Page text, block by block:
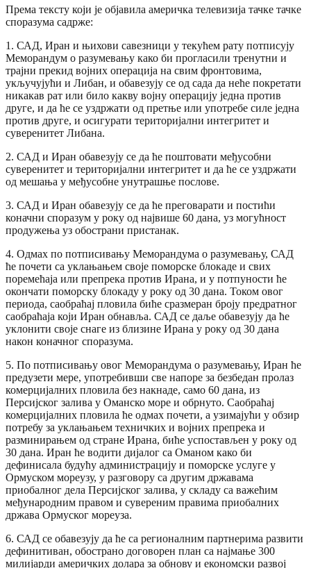
Према тексту који је објавила америчка телевизија тачке тачке
споразума садрже:
1. САД, Иран и њихови савезници у текућем рату потписују
Меморандум о разумевању како би прогласили тренутни и
трајни прекид војних операција на свим фронтовима,
укључујући и Либан, и обавезују се од сада да неће покретати
никакав рат или било какву војну операцију једна против
друге, и да ће се уздржати од претње или употребе силе једна
против друге, и осигурати територијални интегритет и
суверенитет Либана.
2. САД и Иран обавезују се да ће поштовати међусобни
суверенитет и територијални интегритет и да ће се уздржати
од мешања у међусобне унутрашње послове.
3. САД и Иран обавезују се да ће преговарати и постићи
коначни споразум у року од највише 60 дана, уз могућност
продужења уз обострани пристанак.
4. Одмах по потписивању Меморандума о разумевању, САД
ће почети са уклањањем своје поморске блокаде и свих
поремећаја или препрека против Ирана, и у потпуности ће
окончати поморску блокаду у року од 30 дана. Током овог
периода, саобраћај пловила биће сразмеран броју предратног
саобраћаја који Иран обнавља. САД се даље обавезују да ће
уклонити своје снаге из близине Ирана у року од 30 дана
након коначног споразума.
5. По потписивању овог Меморандума о разумевању, Иран ће
предузети мере, употребивши све напоре за безбедан пролаз
комерцијалних пловила без накнаде, само 60 дана, из
Персијског залива у Оманско море и обрнуто. Саобраћај
комерцијалних пловила ће одмах почети, а узимајући у обзир
потребу за уклањањем техничких и војних препрека и
разминирањем од стране Ирана, биће успостављен у року од
30 дана. Иран ће водити дијалог са Оманом како би
дефинисала будућу администрацију и поморске услуге у
Ормуском мореузу, у разговору са другим државама
приобалног дела Персијског залива, у складу са важећим
међународним правом и сувереним правима приобалних
држава Ормуског мореуза.
6. САД се обавезују да ће са регионалним партнерима развити
дефинитиван, обострано договорен план са најмање 300
милијарди америчких долара за обнову и економски развој